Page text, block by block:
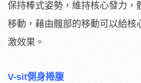
保持棒式姿勢，維持核心發力，
移動，藉由髖部的移動可以給核
激效果。
V-sit側身捲腹